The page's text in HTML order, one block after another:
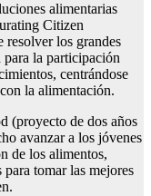
alimentarias
Citizen
resolver los grandes
para la participación
centrándose
la alimentación.
(proyecto de dos años
avanzar a los jóvenes
de los alimentos,
tomar las mejores